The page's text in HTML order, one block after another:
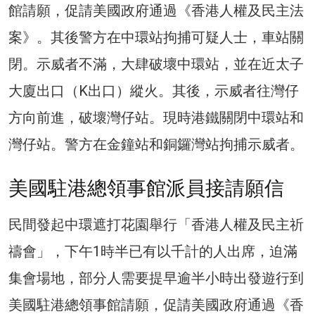
館請願，促請美國政府通過《香港人權及民主法
案》。其後警方在中環站拘捕可疑人士，車站關
閉。示威者不滿，大肆破壞中環站，並在近太子
大廈出口（K出口）縱火。其後，示威者往灣仔
方向前進，破壞灣仔站。現時港鐵關閉中環站和
灣仔站。警方在金鐘站和銅鑼灣站拘捕示威者。
美國駐港總領事館派員接請願信
民間發起中環遮打花園舉行「香港人權及民主祈
禱會」，下午1時半已有以千計的人出席，迫滿
集會場地，部分人需要提早逾半小時出發遊行到
美國駐港總領事館請願，促請美國政府通過《香